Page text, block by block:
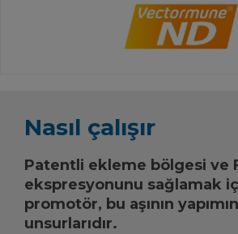
Nasıl çalışır
Patentli ekleme bölgesi ve
ekspresyonunu sağlamak
promotör, bu aşının
unsurlarıdır.